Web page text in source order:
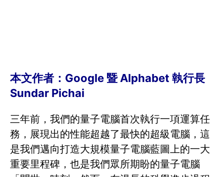
本文作者：Google 暨 Alphabet 執行長
Sundar Pichai
三年前，我們的量子電腦首次執行一項運算任
務，展現出的性能超越了最快的超級電腦，這
是我們邁向打造大規模量子電腦藍圖上的一大
重要里程碑，也是我們眾所期盼的量子電腦